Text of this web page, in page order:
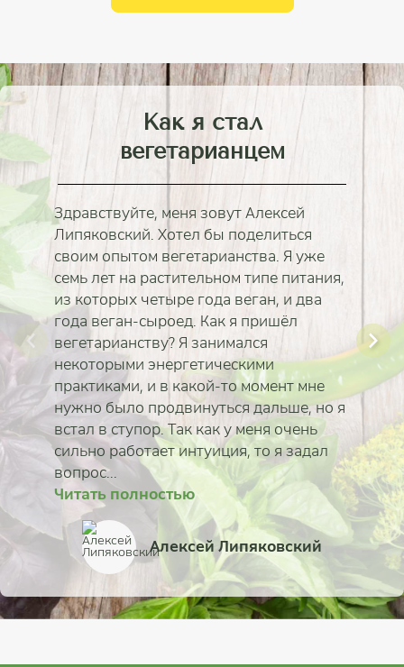
Как я стал
вегетарианцем
Здравствуйте, меня зовут Алексей
Липяковский. Хотел бы поделиться
своим опытом вегетарианства. Я уже
семь лет на растительном типе питания,
из которых четыре года веган, и два
года веган-сыроед. Как я пришёл
вегетарианству? Я занимался
некоторыми энергетическими
практиками, и в какой-то момент мне
нужно было продвинуться дальше, но я
встал в ступор. Так как у меня очень
сильно работает интуиция, то я задал
вопрос...
Читать полностью
Алексей Липяковский
Читать полностью
Алексей Исаков
Читать полностью
Ольга Савина
Читать полностью
Светлана
Читать полностью
Наталья Сапунова
Читать полностью
Ирина Кирилюк
Читать полностью
Илья Белов
Читать полностью
Алёна и Таня